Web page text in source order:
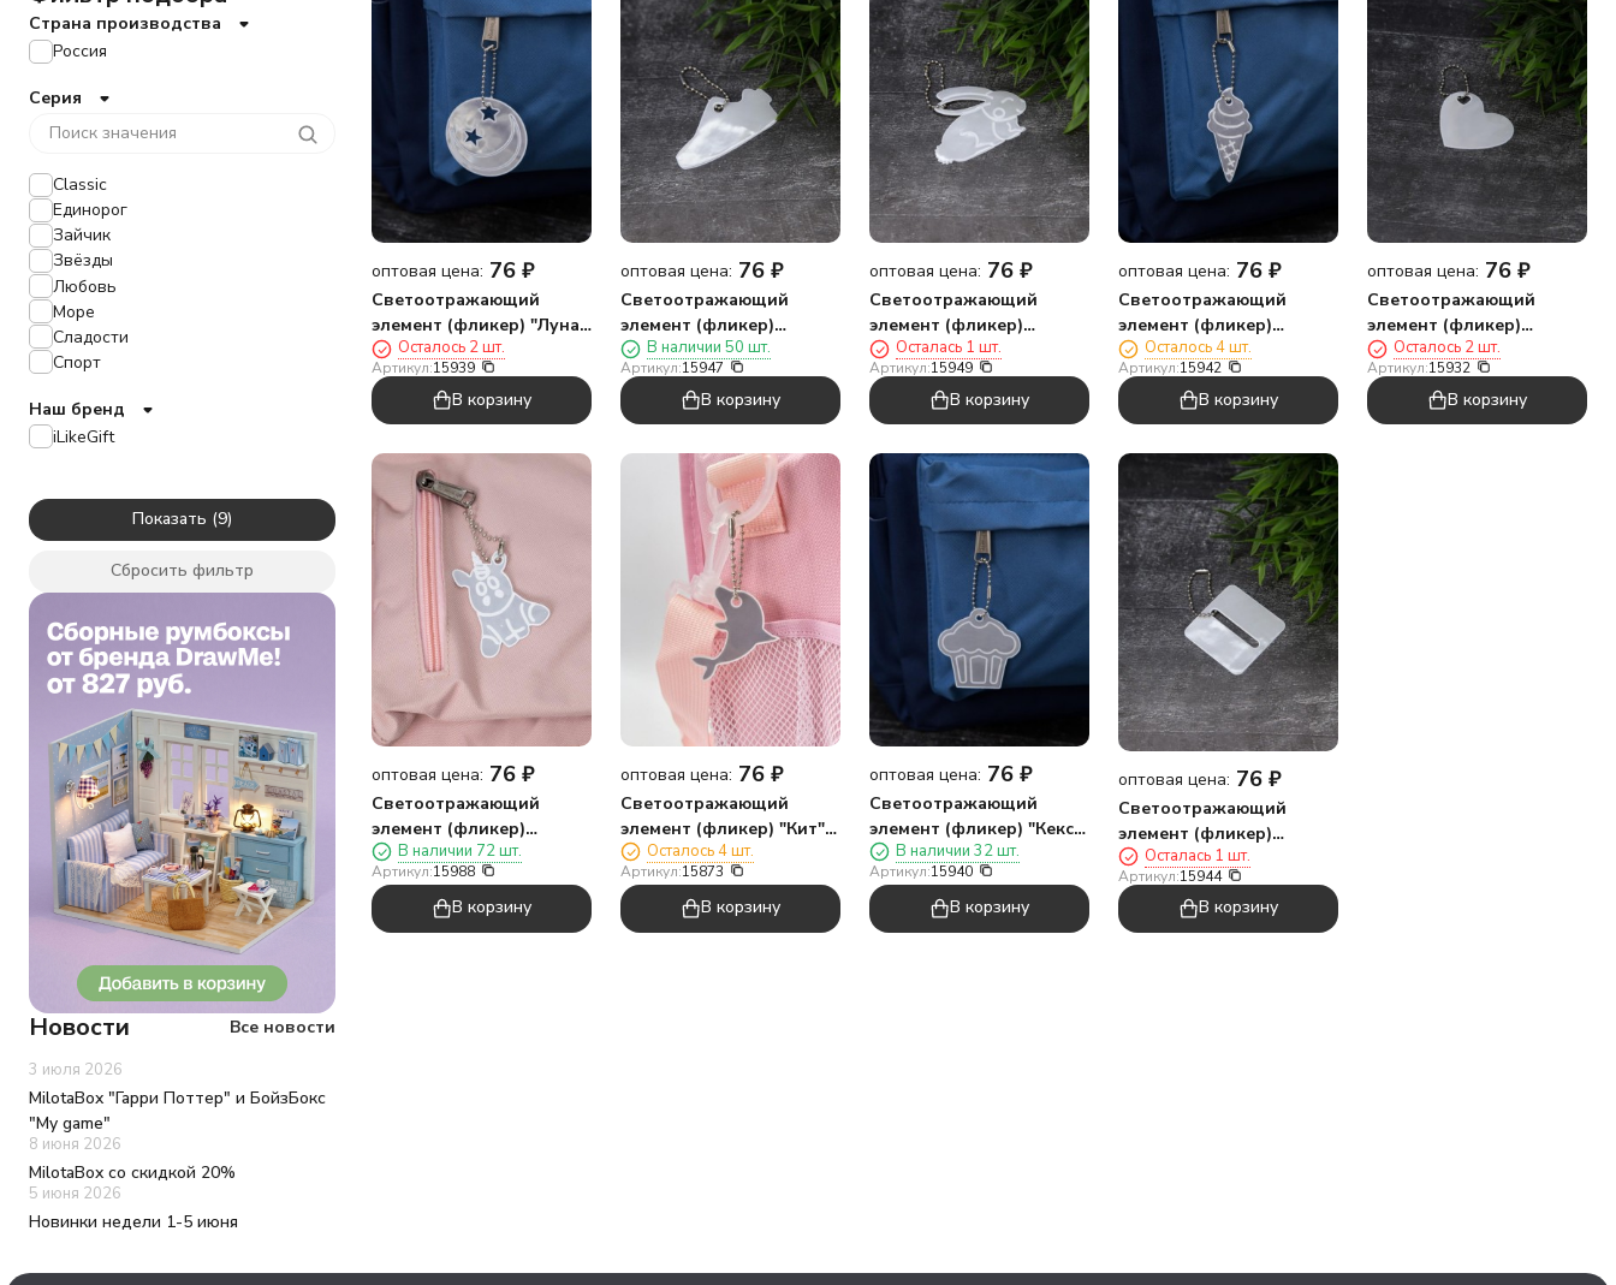
оптовая цена: 76 ₽
Светоотражающий
элемент (фликер) "Луна",
брелок
Осталось 2 шт.
Артикул:15939
В корзину
оптовая цена: 76 ₽
Светоотражающий
элемент (фликер)
"Туфелька", брелок
В наличии 50 шт.
Артикул:15947
В корзину
оптовая цена: 76 ₽
Светоотражающий
элемент (фликер)
"Кролик", брелок
Осталась 1 шт.
Артикул:15949
В корзину
оптовая цена: 76 ₽
Светоотражающий
элемент (фликер)
"Мороженое", брелок
Осталось 4 шт.
Артикул:15942
В корзину
оптовая цена: 76 ₽
Светоотражающий
элемент (фликер)
"Сердце", брелок
Осталось 2 шт.
Артикул:15932
В корзину
оптовая цена: 76 ₽
Светоотражающий
элемент (фликер)
"Единорог", брелок
В наличии 72 шт.
Артикул:15988
В корзину
оптовая цена: 76 ₽
Светоотражающий
элемент (фликер) "Кит",
брелок
Осталось 4 шт.
Артикул:15873
В корзину
оптовая цена: 76 ₽
Светоотражающий
элемент (фликер) "Кекс",
брелок
В наличии 32 шт.
Артикул:15940
В корзину
оптовая цена: 76 ₽
Светоотражающий
элемент (фликер)
"Квадратное отверстие",
брелок
Осталась 1 шт.
Артикул:15944
В корзину
Страна производства
Россия
Серия
Classic
Единорог
Зайчик
Звёзды
Любовь
Море
Сладости
Спорт
Наш бренд
iLikeGift
Показать
Сбросить фильтр
Новости Все новости
3 июля 2026
MilotaBox "Гарри Поттер" и БойзБокс
"My game"
8 июня 2026
MilotaBox со скидкой 20%
5 июня 2026
Новинки недели 1-5 июня